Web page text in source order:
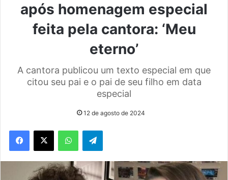
após homenagem especial
feita pela cantora: ‘Meu
eterno’
A cantora publicou um texto especial em que
citou seu pai e o pai de seu filho em data
especial
12 de agosto de 2024
WhatsAppTelegram